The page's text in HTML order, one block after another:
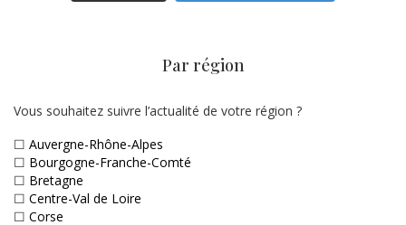
Par région
Vous souhaitez suivre l’actualité de votre région ?
☐ Auvergne-Rhône-Alpes
☐ Bourgogne-Franche-Comté
☐ Bretagne
☐ Centre-Val de Loire
☐ Corse